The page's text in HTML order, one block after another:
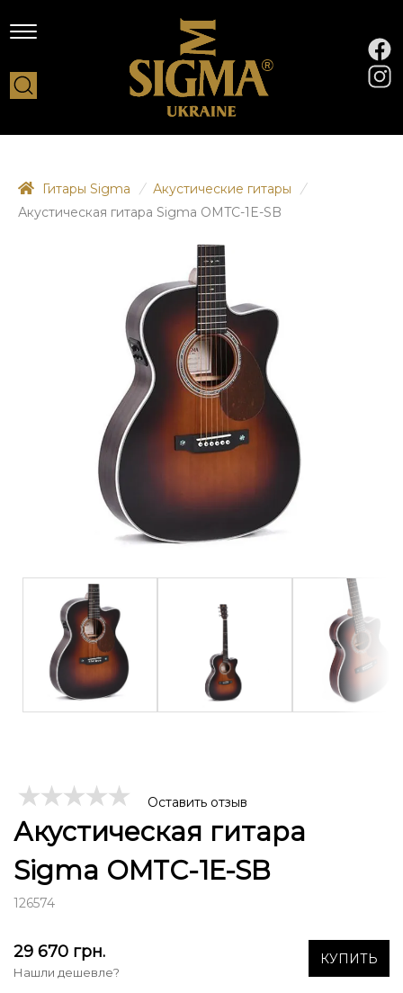
Гитары Sigma / Акустические гитары
/
Акустическая гитара Sigma OMTC-1E-SB
Оставить отзыв
Акустическая гитара
Sigma OMTC-1E-SB
126574
29 670 грн.
Нашли дешевле?
КУПИТЬ